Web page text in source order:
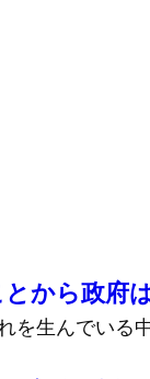
から政府
を生んでいる